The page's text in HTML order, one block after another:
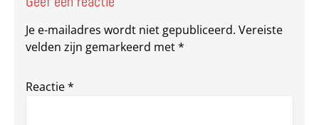
Je e-mailadres wordt niet gepubliceerd. Vereiste
velden zijn gemarkeerd met*
Reactie*